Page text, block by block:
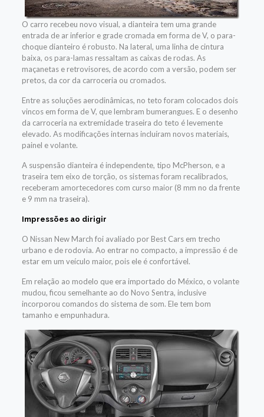
O carro recebeu novo visual, a dianteira tem uma grande
entrada de ar inferior e grade cromada em forma de V, o para-
choque dianteiro é robusto. Na lateral, uma linha de cintura
baixa, os para-lamas ressaltam as caixas de rodas. As
maçanetas e retrovisores, de acordo com a versão, podem ser
pretos, da cor da carroceria ou cromados.
Entre as soluções aerodinâmicas, no teto foram colocados dois
vincos em forma de V, que lembram bumerangues. E o desenho
da carroceria na extremidade traseira do teto é levemente
elevado. As modificações internas incluíram novos materiais,
painel e volante.
A suspensão dianteira é independente, tipo McPherson, e a
traseira tem eixo de torção, os sistemas foram recalibrados,
receberam amortecedores com curso maior (8 mm no da frente
e 9 mm na traseira).
Impressões ao dirigir
O Nissan New March foi avaliado por Best Cars em trecho
urbano e de rodovia. Ao entrar no compacto, a impressão é de
estar em um veículo maior, pois ele é confortável.
Em relação ao modelo que era importado do México, o volante
mudou, ficou semelhante ao do Novo Sentra, inclusive
incorporou comandos do sistema de som. Ele tem bom
tamanho e empunhadura.